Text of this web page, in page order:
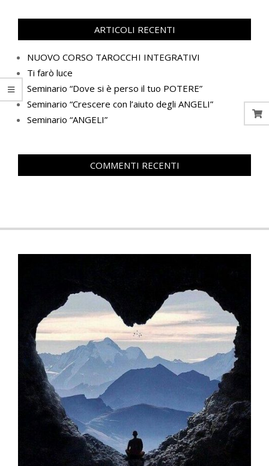
ARTICOLI RECENTI
NUOVO CORSO TAROCCHI INTEGRATIVI
Ti farò luce
Seminario “Dove si è perso il tuo POTERE”
Seminario “Crescere con l’aiuto degli ANGELI”
Seminario “ANGELI”
COMMENTI RECENTI